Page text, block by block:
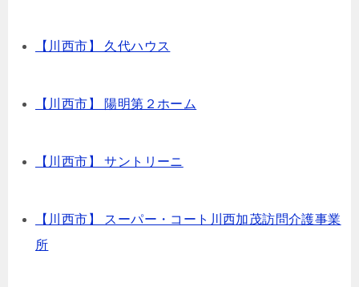
【川西市】 久代ハウス
【川西市】 陽明第２ホーム
【川西市】 サントリーニ
【川西市】 スーパー・コート川西加茂訪問介護事業
所